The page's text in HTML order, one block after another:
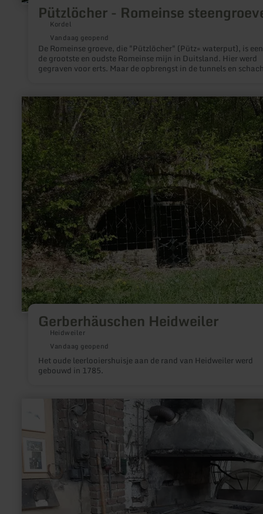
Pützlöcher - Romeinse
Kordel
Vandaag geopend
De Romeinse groeve, die "Pützlöcher" (Pütz= waterput), is
de grootste en oudste Romeinse mijn in Duitsland. Hier werd
gegraven voor erts. Maar de opbrengst in de tunnels en
gaten, ter afsplijten van voorbewerkt steenblokken, laten een
veelheid aan steengroeven-activiteiten vermoeden.
Gerberhäuschen Heidweiler
Heidweiler
Vandaag geopend
Het oude leerlooiershuisje aan de rand van Heidweiler werd
gebouwd in 1785.
meer
informatie
over:
Gerberhäuschen
Heidweiler
Alte
Schmiede